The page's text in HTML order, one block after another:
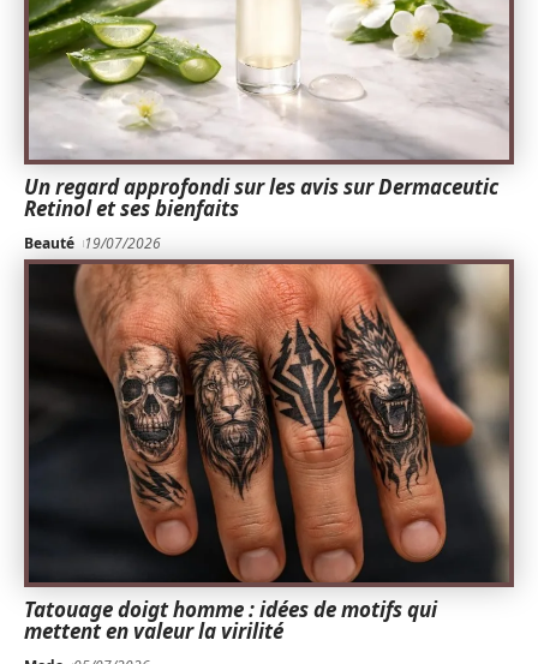
Un regard approfondi sur les avis sur Dermaceutic
Retinol et ses bienfaits
Beauté 19/07/2026
Tatouage doigt homme : idées de motifs qui
mettent en valeur la virilité